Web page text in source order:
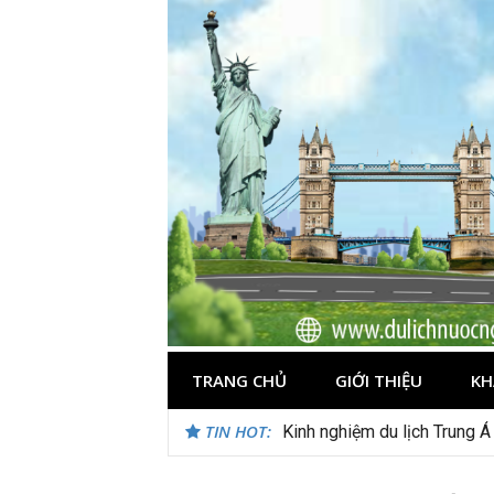
TRANG CHỦ GIỚI THIỆU
TIN HOT: Kinh nghiệm du lịch Trung
Du lịch Maldives – Lần